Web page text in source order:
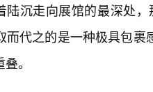
陆沉走向展馆的最深处，
而代之的是一种极具包
。